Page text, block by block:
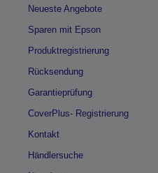
Neueste Angebote
Sparen mit Epson
Produktregistrierung
Rücksendung
Garantieprüfung
CoverPlus- Registrierung
Kontakt
Händlersuche